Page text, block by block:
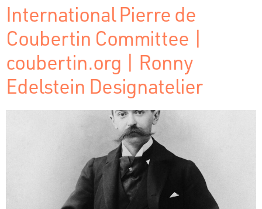
International Pierre de
Coubertin Committee |
coubertin.org | Ronny
Edelstein Designatelier